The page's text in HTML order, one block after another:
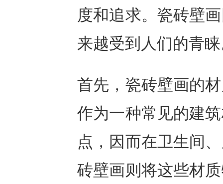
度和追求。瓷砖壁
来越受到人们的青
首先，瓷砖壁画的
作为一种常见的建
点，因而在卫生间
砖壁画则将这些材